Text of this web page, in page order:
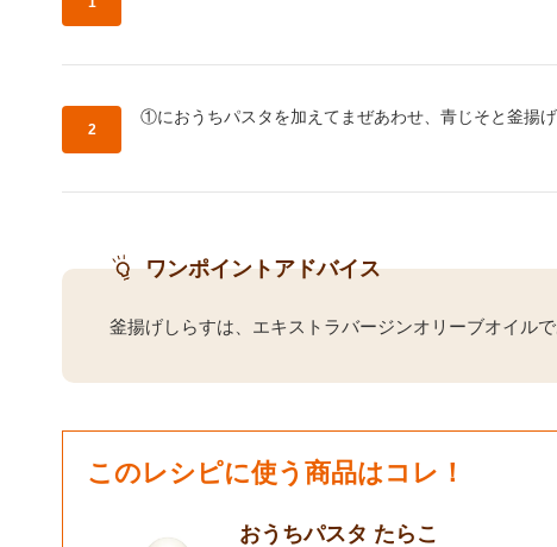
作り方2：
①におうちパスタを加えてまぜあわせ、青じそと釜揚
ワンポイントアドバイス
釜揚げしらすは、エキストラバージンオリーブオイル
このレシピに使う商品はコレ！
おうちパスタ たらこ